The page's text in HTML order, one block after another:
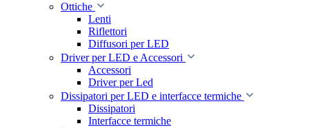
Ottiche
Lenti
Riflettori
Diffusori per LED
Driver per LED e Accessori
Accessori
Driver per Led
Dissipatori per LED e interfacce termiche
Dissipatori
Interfacce termiche